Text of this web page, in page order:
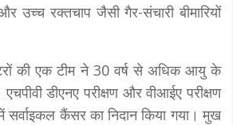
उच्च रक्तचाप जैसी गैर-संचारी बीमारियों
की एक टीम ने 30 वर्ष से अधिक आयु के
डीएनए परीक्षण और वीआईए परीक्षण
कैंसर का निदान किया गया। मुख